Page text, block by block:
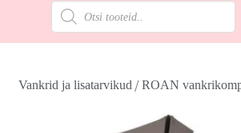
Vankrid ja lisatarvikud/ROAN